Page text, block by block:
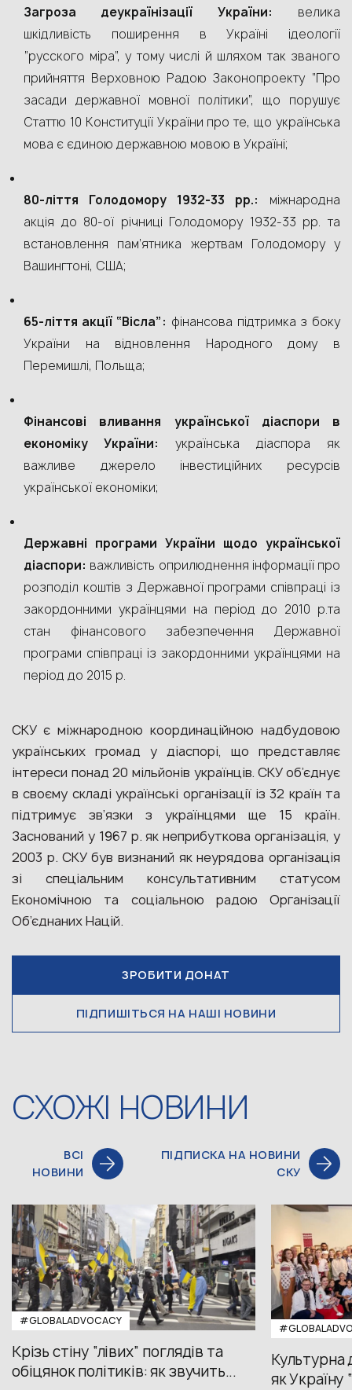
Загроза деукраїнізації України: велика
шкідливість поширення в Україні ідеології
“русского міра”, у тому числі й шляхом так званого
прийняття Верховною Радою Законопроекту “Про
засади державної мовної політики”, що порушує
Статтю 10 Конституції України про те, що українська
мова є єдиною державною мовою в Україні;
80-ліття Голодомору 1932-33 рр.: міжнародна
акція до 80-ої річниці Голодомору 1932-33 рр. та
встановлення пам’ятника жертвам Голодомору у
Вашингтоні, США;
65-ліття акції “Вісла”: фінансова підтримка з боку
України на відновлення Народного дому в
Перемишлі, Польща;
Фінансові вливання української діаспори в
економіку України: українська діаспора як
важливе джерело інвестиційних ресурсів
української економіки;
Державні програми України щодо української
діаспори: важливість оприлюднення інформації про
розподіл коштів з Державної програми співпраці із
закордонними українцями на період до 2010 р.та
стан фінансового забезпечення Державної
програми співпраці із закордонними українцями на
період до 2015 р.
СКУ є міжнародною координаційною надбудовою
українських громад у діаспорі, що представляє
інтереси понад 20 мільйонів українців. СКУ об’єднує
в своєму складі українські організації із 32 країн та
підтримує зв’язки з українцями ще 15 країн.
Заснований у 1967 р. як неприбуткова організація, у
2003 р. СКУ був визнаний як неурядова організація
зі спеціальним консультативним статусом
Економічною та соціальною радою Організації
Об’єднаних Націй.
ЗРОБИТИ ДОНАТ
ПІДПИШІТЬСЯ НА НАШІ НОВИНИ
СХОЖІ НОВИНИ
ВСІ
НОВИНИ
ПІДПИСКА НА НОВИНИ
СКУ
#GLOBALADVOCACY
Крізь стіну “лівих” поглядів та
обіцянок політиків: як звучить...
Культурна
як